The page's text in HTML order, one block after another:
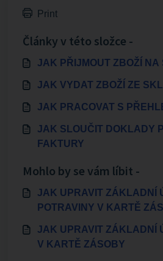
Print
Články v této složce -
JAK PŘIJMOUT ZBOŽÍ NA
JAK VYDAT ZBOŽÍ ZE
JAK PRACOVAT S
JAK SLOUČIT DOKLADY
FAKTURY
Mohlo by se vám líbit -
JAK UPRAVIT ZÁKLADNÍ
POTRAVINY V KARTĚ
JAK UPRAVIT ZÁKLADNÍ
V KARTĚ ZÁSOBY